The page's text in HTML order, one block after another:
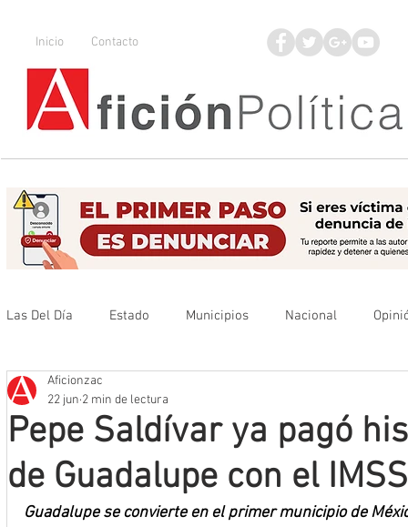
Inicio Contacto
Las Del Día Estado Municipios Nacional
Que no se olvide
Mineros LNBP
Pepe Saldívar ya pagó
de Guadalupe con el IMSS
Aficionzac
22 jun 2 min de lectura
Guadalupe se convierte en el primer municipio de